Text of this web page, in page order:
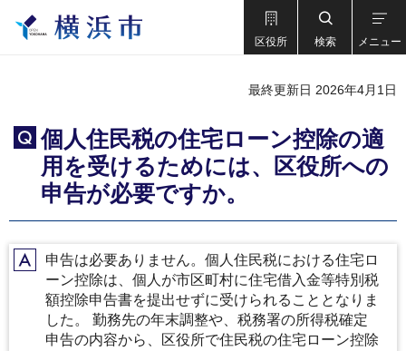
区役所 検索 メニュー
最終更新日 2026年4月1日
Q
個人住民税の住宅ローン控除の適
用を受けるためには、区役所への
申告が必要ですか。
A申告は必要ありません。個人住民税における住宅ロ
ーン控除は、個人が市区町村に住宅借入金等特別税
額控除申告書を提出せずに受けられることとなりま
した。 勤務先の年末調整や、税務署の所得税確定
申告の内容から、区役所で住民税の住宅ローン控除